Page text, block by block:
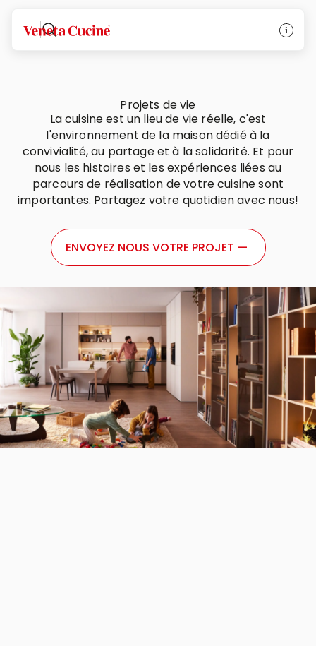
Veneta Cucine
Projets de vie
La cuisine est un lieu de vie réelle, c'est
l'environnement de la maison dédié à la
convivialité, au partage et à la solidarité. Et pour
nous les histoires et les expériences liées au
parcours de réalisation de votre cuisine sont
importantes. Partagez votre quotidien avec nous!
ENVOYEZ NOUS VOTRE PROJET —